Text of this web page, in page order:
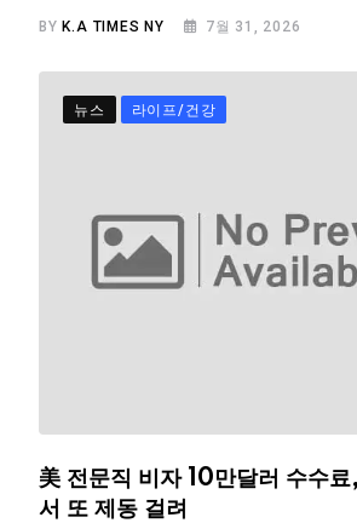
BYK.A TIMES NY 7월 31, 2026
뉴스 라이프/건강
美 전문직 비자 10만달러 수수료
서 또 제동 걸려